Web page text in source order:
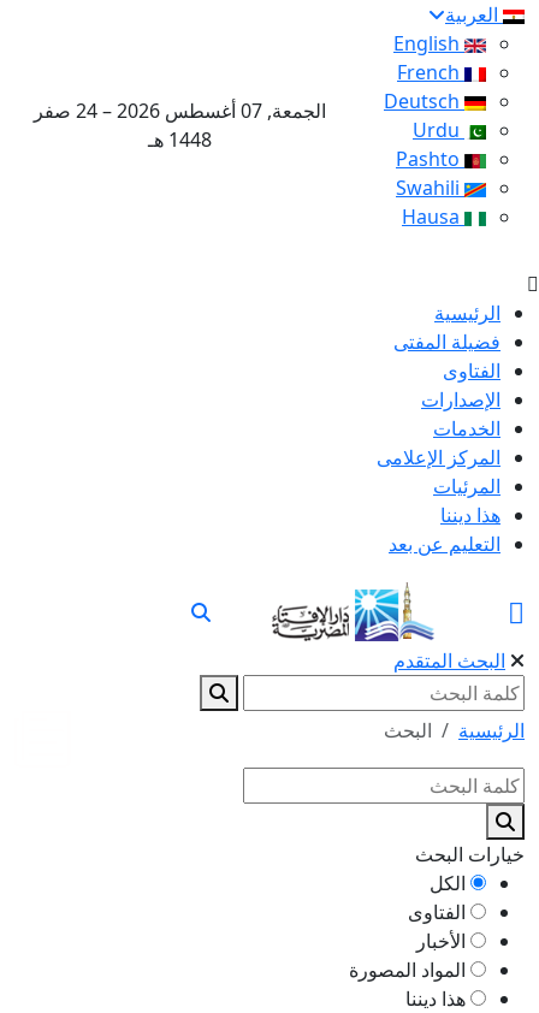
العربية
الجمعة, 07 أغسطس 2026 – 24 صفر
1448 هـ
الرئيسية
فضيلة المفتى
الفتاوى
الإصدارات
الخدمات
المركز الإعلامى
المرئيات
هذا ديننا
التعليم عن بعد
البحث المتقدم
الرئيسية البحث
خيارات البحث
الكل
الفتاوى
الأخبار
المواد المصورة
هذا ديننا